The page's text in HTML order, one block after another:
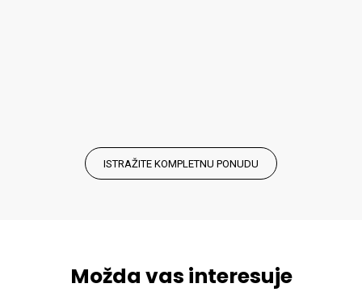
ISTRAŽITE KOMPLETNU PONUDU
Možda vas interesuje